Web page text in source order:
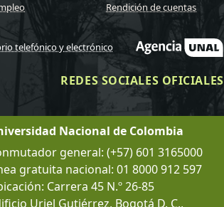
Rendición de cuentas
telefónico y electrónico
REDES SOCIALES OFICIALES
Nacional de Colombia
general: (+57) 601 3165000
gratuita nacional: 01 8000 912 597
Carrera 45 N.º 26-85
Uriel Gutiérrez, Bogotá D. C.,